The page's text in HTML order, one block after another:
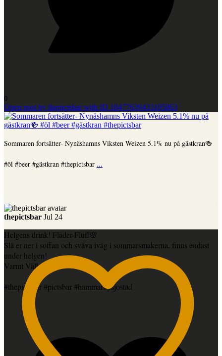
0
Open post by thepictsbar with ID 18477639433105863
Sommaren fortsätter- Nynäshamns Viksten Weizen 5.1% nu på gästkran🍻
#öl #beer #gästkran #thepictsbar ...
thepictsbar Jul 24
Helgens drink! Fläder-Fluff🌸
Slå er ner i soffan och sväva iväg i sommarsmakerna, finns endast
under helgen!
Varmt Välkomna
#thepictsbar #pictsbar #hammarbysjostad